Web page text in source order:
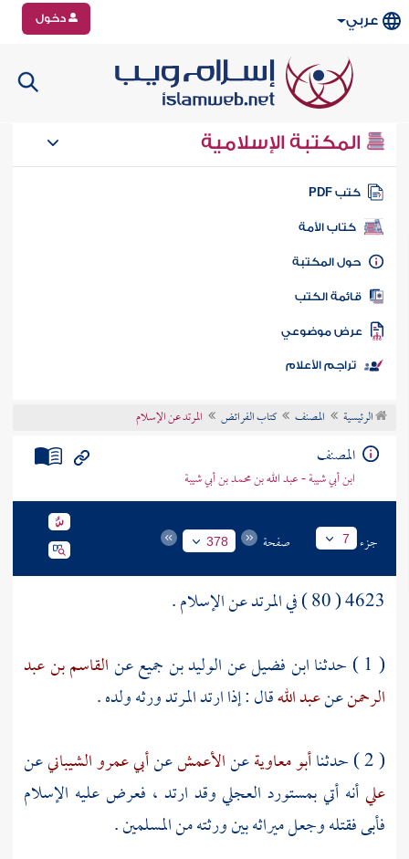
عربي دخول
المكتبة الإسلامية
كتب PDF
كتاب الأمة
المكتبة
الكتب
موضوعي
تراجم الأعلام
الرئيسية المصنف كتاب الفرائض المرتد عن الإسلام
المصنف
ابن أبي شيبة - عبد الله بن محمد بن أبي شيبة
جزء 7 صفحة 378
4623 ( 80 ) في المرتد عن الإسلام .
( 1 ) حدثنا
ابن فضيلعنالوليد بن جميععنالقاسم بن عبد
الرحمنعنعبد اللهقال : إذا ارتد المرتد ورثه ولده .
( 2 ) حدثنا
أبو معاويةعنالأعمشعنأبي عمرو الشيبانيعن
عليأنه أتيبمستورد العجليوقد ارتد ، فعرض عليه الإسلام
فأبى فقتله وجعل ميراثه بين ورثته من المسلمين .